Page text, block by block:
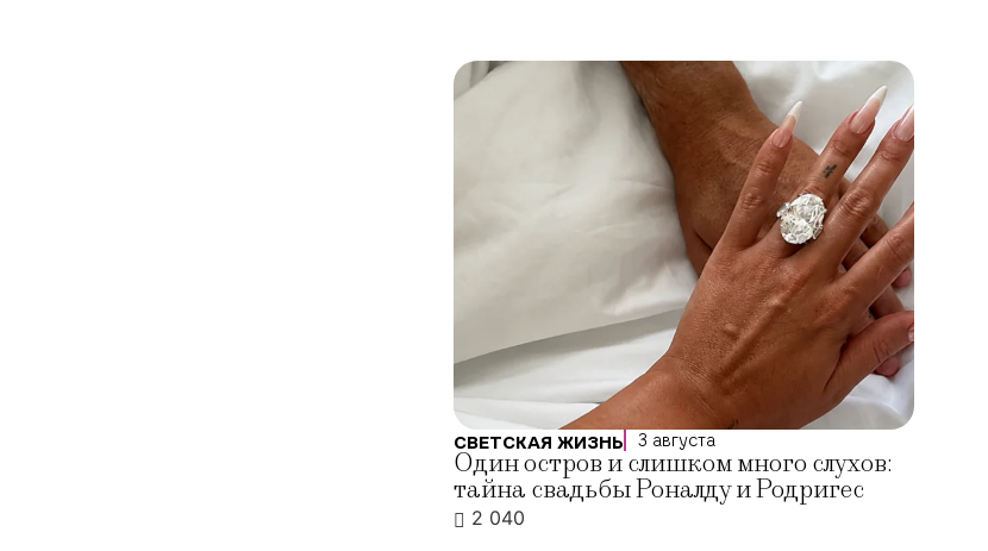
СВЕТСКАЯ ЖИЗНЬ 3 августа
Один остров и слишком много слухов:
тайна свадьбы Роналду и Родригес
2 040